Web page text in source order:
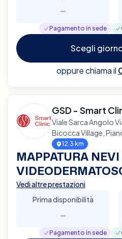
-
Pagamento in sede
Scegli
oppure chiama il
GSD - Smart
Viale Sarca Angolo
Bicocca Village,
12.3 km
MAPPATURA
Vedi altre prestazioni
Prima disponibilità
-
Pagamento in sede